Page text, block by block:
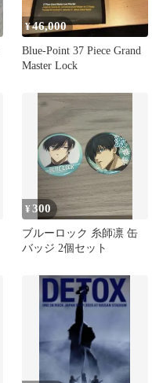
¥46,000
Blue-Point 37 Piece Grand
Master Lock
¥300
ブルーロック 糸師凛 缶
バッジ 2個セット